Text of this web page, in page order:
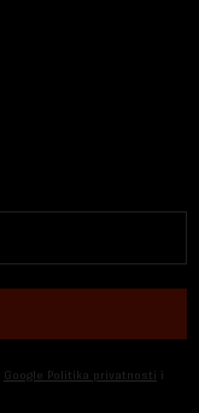
Google Politika privatnosti i